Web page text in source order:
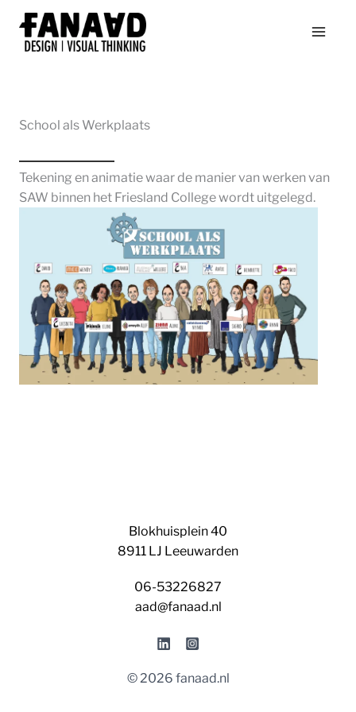
naar
School als Werkplaats
Tekening en animatie waar de manier van werken van
SAW binnen het Friesland College wordt uitgelegd.
Blokhuisplein 40
8911 LJ Leeuwarden
06-53226827
aad@fanaad.nl
© 2026 fanaad.nl